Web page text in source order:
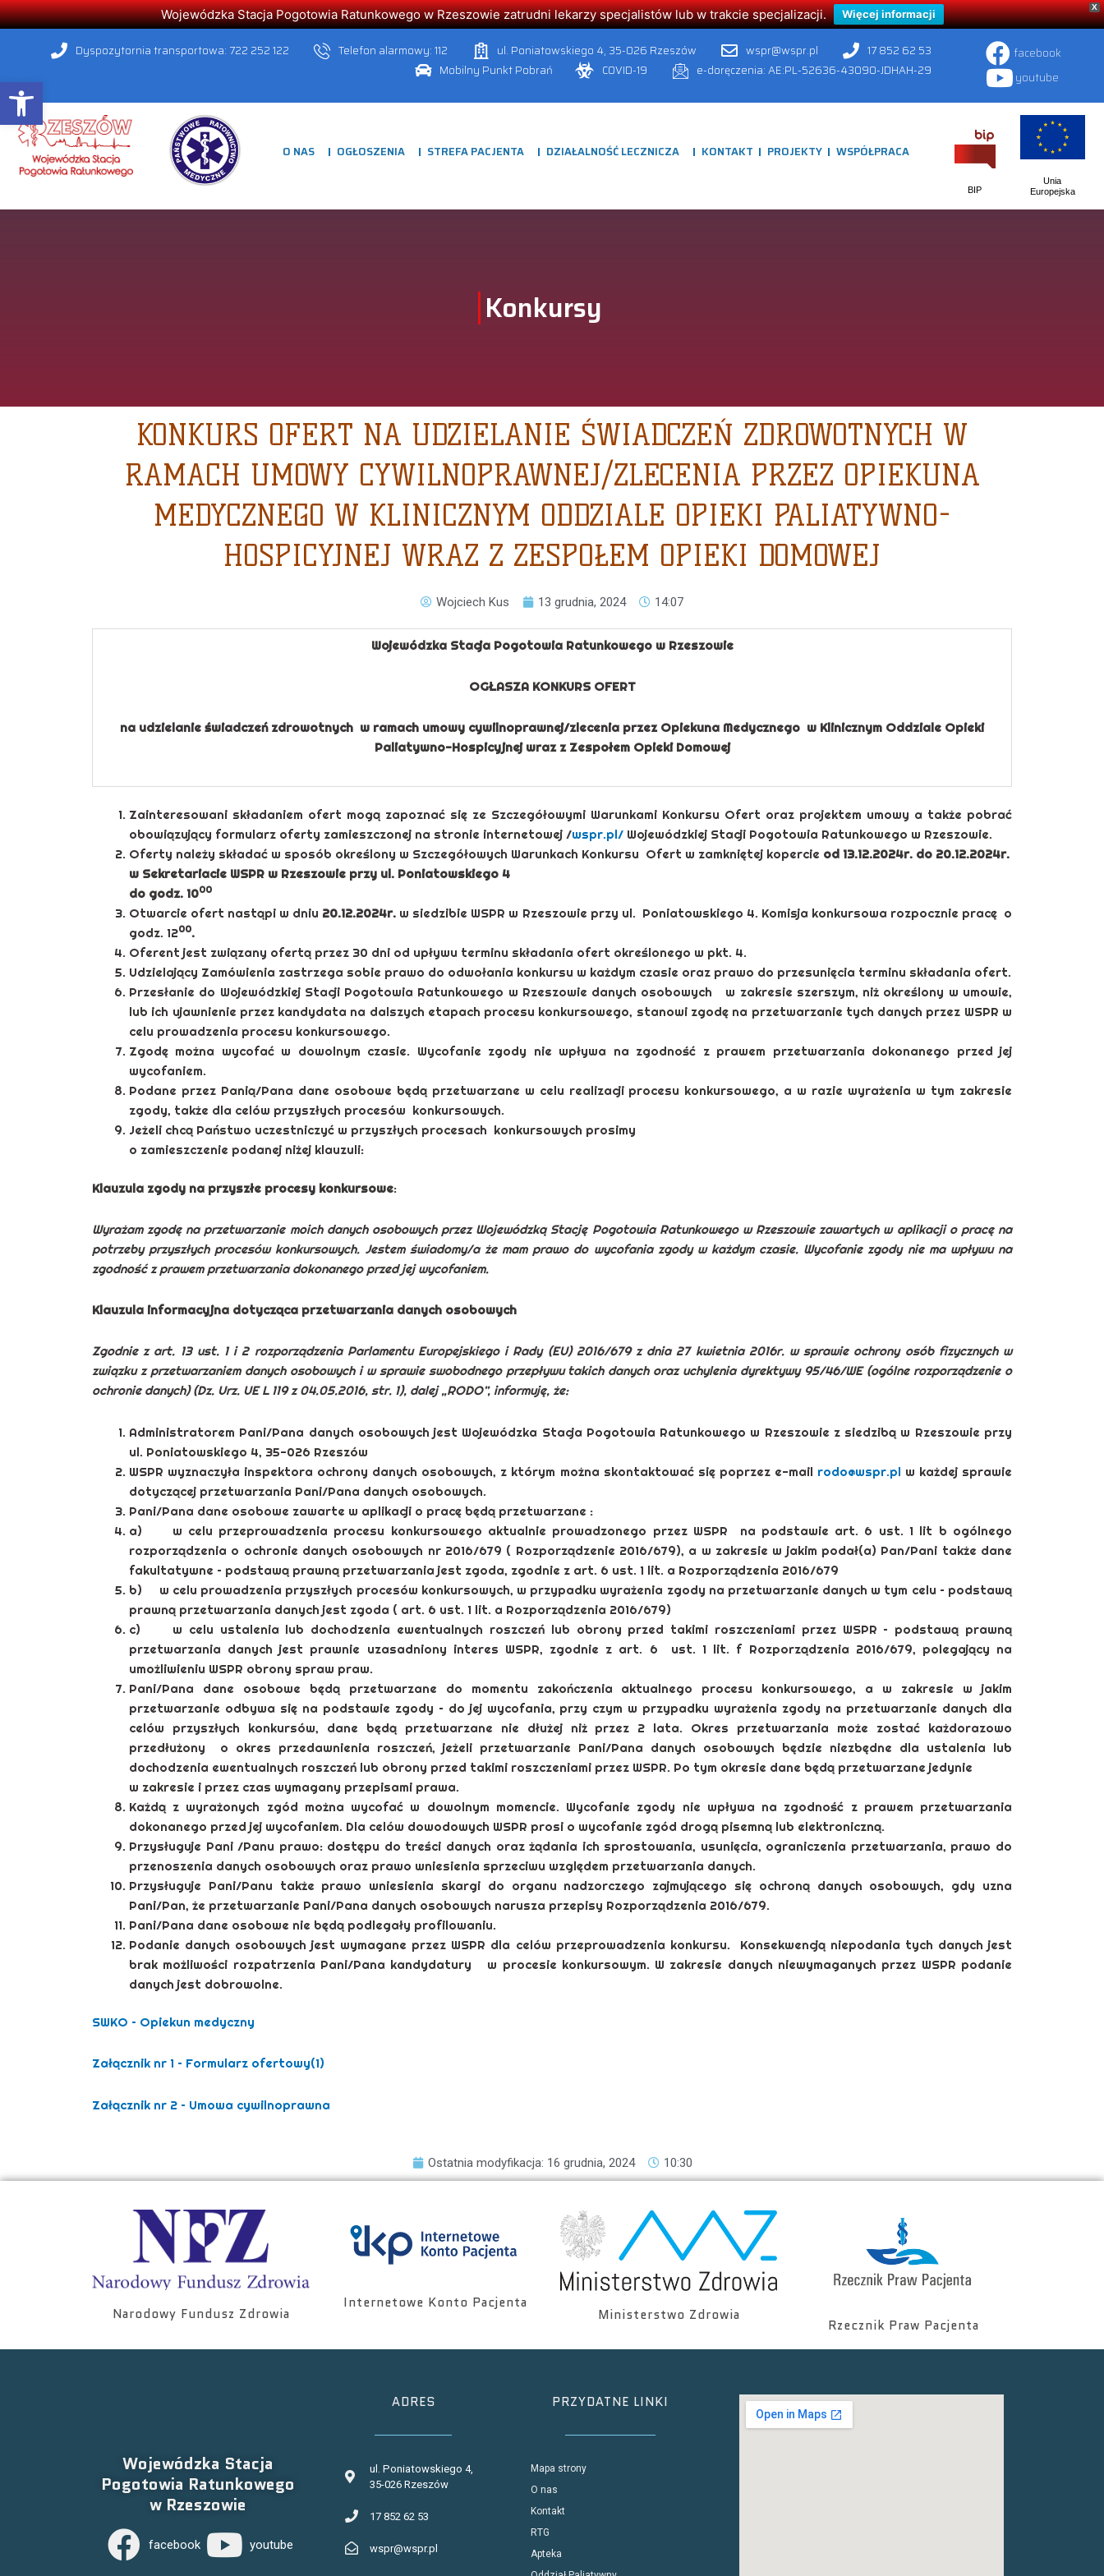
Open toolbar
X
Wojewódzka Stacja Pogotowia Ratunkowego w Rzeszowie zatrudni lekarzy specjalistów lub w trakcie specjalizacji. Więcej informacji
Dyspozytornia transportowa: 722 252 122 Telefon alarmowy: 112 ul. Poniatowskiego 4, 35-026 Rzeszów wspr@wspr.pl
17 852 62 53
Mobilny Punkt Pobrań
COVID-19 e-doręczenia: AE:PL-52636-43090-JDHAH-29
facebook
youtube
O NAS OGŁOSZENIA STREFA PACJENTA DZIAŁALNOŚĆ LECZNICZA KONTAKT PROJEKTY WSPÓŁPRACA
BIP
Unia
Europejska
Konkursy
KONKURS OFERT NA UDZIELANIE ŚWIADCZEŃ ZDROWOTNYCH W
RAMACH UMOWY CYWILNOPRAWNEJ/ZLECENIA PRZEZ OPIEKUNA
MEDYCZNEGO W KLINICZNYM ODDZIALE OPIEKI PALIATYWNO-
HOSPICYJNEJ WRAZ Z ZESPOŁEM OPIEKI DOMOWEJ
Wojciech Kus 13 grudnia, 2024 14:07
Wojewódzka Stacja Pogotowia Ratunkowego w Rzeszowie
OGŁASZA KONKURS OFERT
na udzielanie świadczeń zdrowotnych w ramach umowy cywilnoprawnej/zlecenia przez Opiekuna Medycznego w Klinicznym Oddziale Opieki
Paliatywno-Hospicyjnej wraz z Zespołem Opieki Domowej
Zainteresowani składaniem ofert mogą zapoznać się ze Szczegółowymi Warunkami Konkursu Ofert oraz projektem umowy a także pobrać
obowiązujący formularz oferty zamieszczonej na stronie internetowej /wspr.pl/ Wojewódzkiej Stacji Pogotowia Ratunkowego w Rzeszowie.
Oferty należy składać w sposób określony w Szczegółowych Warunkach Konkursu Ofert w zamkniętej kopercie od 13.12.2024r. do 20.12.2024r.
w Sekretariacie WSPR w Rzeszowie przy ul. Poniatowskiego 4
do godz. 1000
Otwarcie ofert nastąpi w dniu 20.12.2024r. w siedzibie WSPR w Rzeszowie przy ul. Poniatowskiego 4. Komisja konkursowa rozpocznie pracę o
godz. 1200.
Oferent jest związany ofertą przez 30 dni od upływu terminu składania ofert określonego w pkt. 4.
Udzielający Zamówienia zastrzega sobie prawo do odwołania konkursu w każdym czasie oraz prawo do przesunięcia terminu składania ofert.
Przesłanie do Wojewódzkiej Stacji Pogotowia Ratunkowego w Rzeszowie danych osobowych w zakresie szerszym, niż określony w umowie,
lub ich ujawnienie przez kandydata na dalszych etapach procesu konkursowego, stanowi zgodę na przetwarzanie tych danych przez WSPR w
celu prowadzenia procesu konkursowego.
Zgodę można wycofać w dowolnym czasie. Wycofanie zgody nie wpływa na zgodność z prawem przetwarzania dokonanego przed jej
wycofaniem.
Podane przez Panią/Pana dane osobowe będą przetwarzane w celu realizacji procesu konkursowego, a w razie wyrażenia w tym zakresie
zgody, także dla celów przyszłych procesów konkursowych.
Jeżeli chcą Państwo uczestniczyć w przyszłych procesach konkursowych prosimy
o zamieszczenie podanej niżej klauzuli:
Klauzula zgody na przyszłe procesy konkursowe:
Wyrażam zgodę na przetwarzanie moich danych osobowych przez Wojewódzką Stację Pogotowia Ratunkowego w Rzeszowie zawartych w aplikacji o pracę na
potrzeby przyszłych procesów konkursowych. Jestem świadomy/a że mam prawo do wycofania zgody w każdym czasie. Wycofanie zgody nie ma wpływu na
zgodność z prawem przetwarzania dokonanego przed jej wycofaniem.
Klauzula informacyjna dotycząca przetwarzania danych osobowych
Zgodnie z art. 13 ust. 1 i 2 rozporządzenia Parlamentu Europejskiego i Rady (EU) 2016/679 z dnia 27 kwietnia 2016r. w sprawie ochrony osób fizycznych w
związku z przetwarzaniem danych osobowych i w sprawie swobodnego przepływu takich danych oraz uchylenia dyrektywy 95/46/WE (ogólne rozporządzenie o
ochronie danych) (Dz. Urz. UE L 119 z 04.05.2016, str. 1), dalej „RODO”, informuję, że:
Administratorem Pani/Pana danych osobowych jest Wojewódzka Stacja Pogotowia Ratunkowego w Rzeszowie z siedzibą w Rzeszowie przy
ul. Poniatowskiego 4, 35-026 Rzeszów
WSPR wyznaczyła inspektora ochrony danych osobowych, z którym można skontaktować się poprzez e-mail rodo@wspr.pl w każdej sprawie
dotyczącej przetwarzania Pani/Pana danych osobowych.
Pani/Pana dane osobowe zawarte w aplikacji o pracę będą przetwarzane :
a) w celu przeprowadzenia procesu konkursowego aktualnie prowadzonego przez WSPR na podstawie art. 6 ust. 1 lit b ogólnego
rozporządzenia o ochronie danych osobowych nr 2016/679 ( Rozporządzenie 2016/679), a w zakresie w jakim podał(a) Pan/Pani także dane
fakultatywne – podstawą prawną przetwarzania jest zgoda, zgodnie z art. 6 ust. 1 lit. a Rozporządzenia 2016/679
b) w celu prowadzenia przyszłych procesów konkursowych, w przypadku wyrażenia zgody na przetwarzanie danych w tym celu – podstawą
prawną przetwarzania danych jest zgoda ( art. 6 ust. 1 lit. a Rozporządzenia 2016/679)
c) w celu ustalenia lub dochodzenia ewentualnych roszczeń lub obrony przed takimi roszczeniami przez WSPR – podstawą prawną
przetwarzania danych jest prawnie uzasadniony interes WSPR, zgodnie z art. 6 ust. 1 lit. f Rozporządzenia 2016/679, polegający na
umożliwieniu WSPR obrony spraw praw.
Pani/Pana dane osobowe będą przetwarzane do momentu zakończenia aktualnego procesu konkursowego, a w zakresie w jakim
przetwarzanie odbywa się na podstawie zgody – do jej wycofania, przy czym w przypadku wyrażenia zgody na przetwarzanie danych dla
celów przyszłych konkursów, dane będą przetwarzane nie dłużej niż przez 2 lata. Okres przetwarzania może zostać każdorazowo
przedłużony o okres przedawnienia roszczeń, jeżeli przetwarzanie Pani/Pana danych osobowych będzie niezbędne dla ustalenia lub
dochodzenia ewentualnych roszczeń lub obrony przed takimi roszczeniami przez WSPR. Po tym okresie dane będą przetwarzane jedynie
w zakresie i przez czas wymagany przepisami prawa.
Każdą z wyrażonych zgód można wycofać w dowolnym momencie. Wycofanie zgody nie wpływa na zgodność z prawem przetwarzania
dokonanego przed jej wycofaniem. Dla celów dowodowych WSPR prosi o wycofanie zgód drogą pisemną lub elektroniczną.
Przysługuje Pani /Panu prawo: dostępu do treści danych oraz żądania ich sprostowania, usunięcia, ograniczenia przetwarzania, prawo do
przenoszenia danych osobowych oraz prawo wniesienia sprzeciwu względem przetwarzania danych.
Przysługuje Pani/Panu także prawo wniesienia skargi do organu nadzorczego zajmującego się ochroną danych osobowych, gdy uzna
Pani/Pan, że przetwarzanie Pani/Pana danych osobowych narusza przepisy Rozporządzenia 2016/679.
Pani/Pana dane osobowe nie będą podlegały profilowaniu.
Podanie danych osobowych jest wymagane przez WSPR dla celów przeprowadzenia konkursu. Konsekwencją niepodania tych danych jest
brak możliwości rozpatrzenia Pani/Pana kandydatury w procesie konkursowym. W zakresie danych niewymaganych przez WSPR podanie
danych jest dobrowolne.
SWKO – Opiekun medyczny
Załącznik nr 1 – Formularz ofertowy(1)
Załącznik nr 2 – Umowa cywilnoprawna
Ostatnia modyfikacja: 16 grudnia, 2024 10:30
Narodowy Fundusz Zdrowia
Internetowe Konto Pacjenta
Ministerstwo Zdrowia
Rzecznik Praw Pacjenta
Wojewódzka Stacja
Pogotowia Ratunkowego
w Rzeszowie
facebook youtube
ADRES
ul. Poniatowskiego 4,
35-026 Rzeszów
17 852 62 53
wspr@wspr.pl
PRZYDATNE LINKI
Mapa strony
O nas
Kontakt
RTG
Apteka